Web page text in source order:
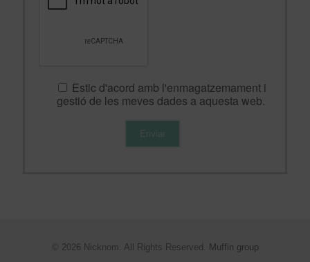
Estic d'acord amb l'enmagatzemament i
gestió de les meves dades a aquesta web.
© 2026 Nicknom. All Rights Reserved. Muffin group